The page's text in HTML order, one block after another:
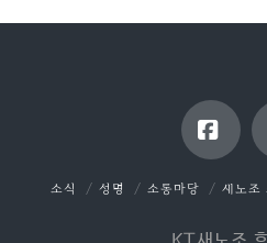
소식 성명 소통마당 새노조